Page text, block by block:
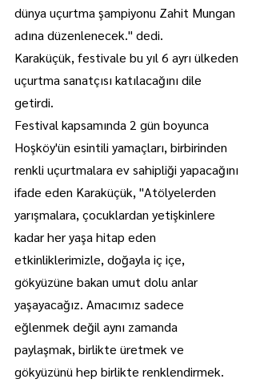
dünya uçurtma şampiyonu Zahit Mungan
adına düzenlenecek." dedi.
Karaküçük, festivale bu yıl 6 ayrı ülkeden
uçurtma sanatçısı katılacağını dile
getirdi.
Festival kapsamında 2 gün boyunca
Hoşköy'ün esintili yamaçları, birbirinden
renkli uçurtmalara ev sahipliği yapacağını
ifade eden Karaküçük, "Atölyelerden
yarışmalara, çocuklardan yetişkinlere
kadar her yaşa hitap eden
etkinliklerimizle, doğayla iç içe,
gökyüzüne bakan umut dolu anlar
yaşayacağız. Amacımız sadece
eğlenmek değil aynı zamanda
paylaşmak, birlikte üretmek ve
gökyüzünü hep birlikte renklendirmek.